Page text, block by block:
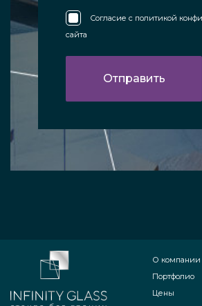
Согласие с политикой
сайта
О компании
Портфолио
Цены